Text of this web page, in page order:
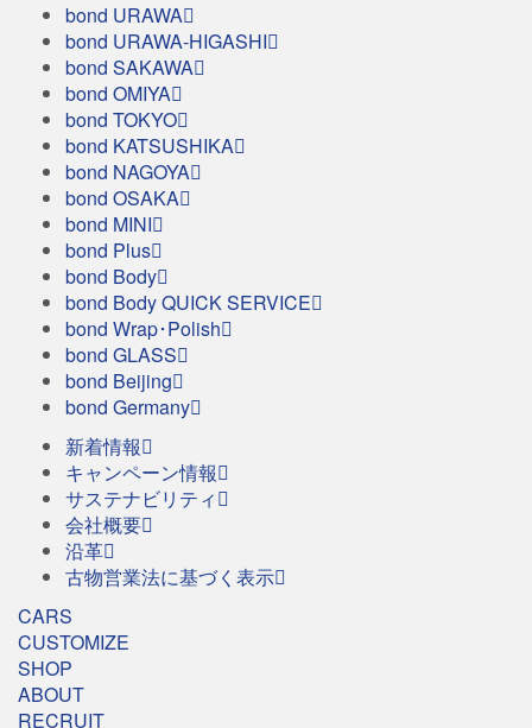
bond URAWA
bond URAWA-HIGASHI
bond SAKAWA
bond OMIYA
bond TOKYO
bond KATSUSHIKA
bond NAGOYA
bond OSAKA
bond MINI
bond Plus
bond Body
bond Body QUICK SERVICE
bond Wrap･Polish
bond GLASS
bond Beijing
bond Germany
新着情報
キャンペーン情報
サステナビリティ
会社概要
沿革
古物営業法に基づく表示
CARS
CUSTOMIZE
SHOP
ABOUT
RECRUIT